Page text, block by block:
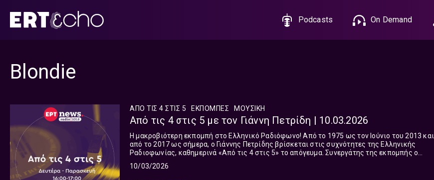
περιεχόμενο
Podcasts On Demand
Βlondie
ΑΠΟ ΤΙΣ 4 ΣΤΙΣ 5 ΕΚΠΟΜΠΈΣ ΜΟΥΣΙΚΗ
Από τις 4 στις 5 με τον Γιάννη Πετρίδη | 10.03.2026
Η μακροβιότερη εκπομπή στο Ελληνικό Ραδιόφωνο! Aπό το 1975 ως τον Ιούνιο του 2013 και
από το 2017 ως σήμερα, ο Γιάννης Πετρίδης βρίσκεται στις συχνότητες της Ελληνικής
Ραδιοφωνίας, καθημερινά «Από τις 4 στις 5» το απόγευμα. Συνεργάτης της εκπομπής ο
10/03/2026